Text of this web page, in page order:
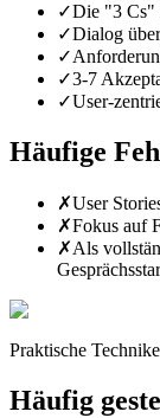
✓Die "3 Cs"
✓Dialog
✓
✓3-7
✓User-
Häufige
✗User
✗Fokus auf
✗Als
Praktische
Häufig